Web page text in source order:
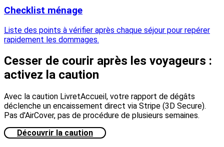
Checklist ménage
Liste des points à vérifier après chaque séjour pour repérer
rapidement les dommages.
Cesser de courir après les voyageurs :
activez la caution
Avec la caution LivretAccueil, votre rapport de dégâts
déclenche un encaissement direct via Stripe (3D Secure).
Pas d'AirCover, pas de procédure de plusieurs semaines.
Découvrir la caution